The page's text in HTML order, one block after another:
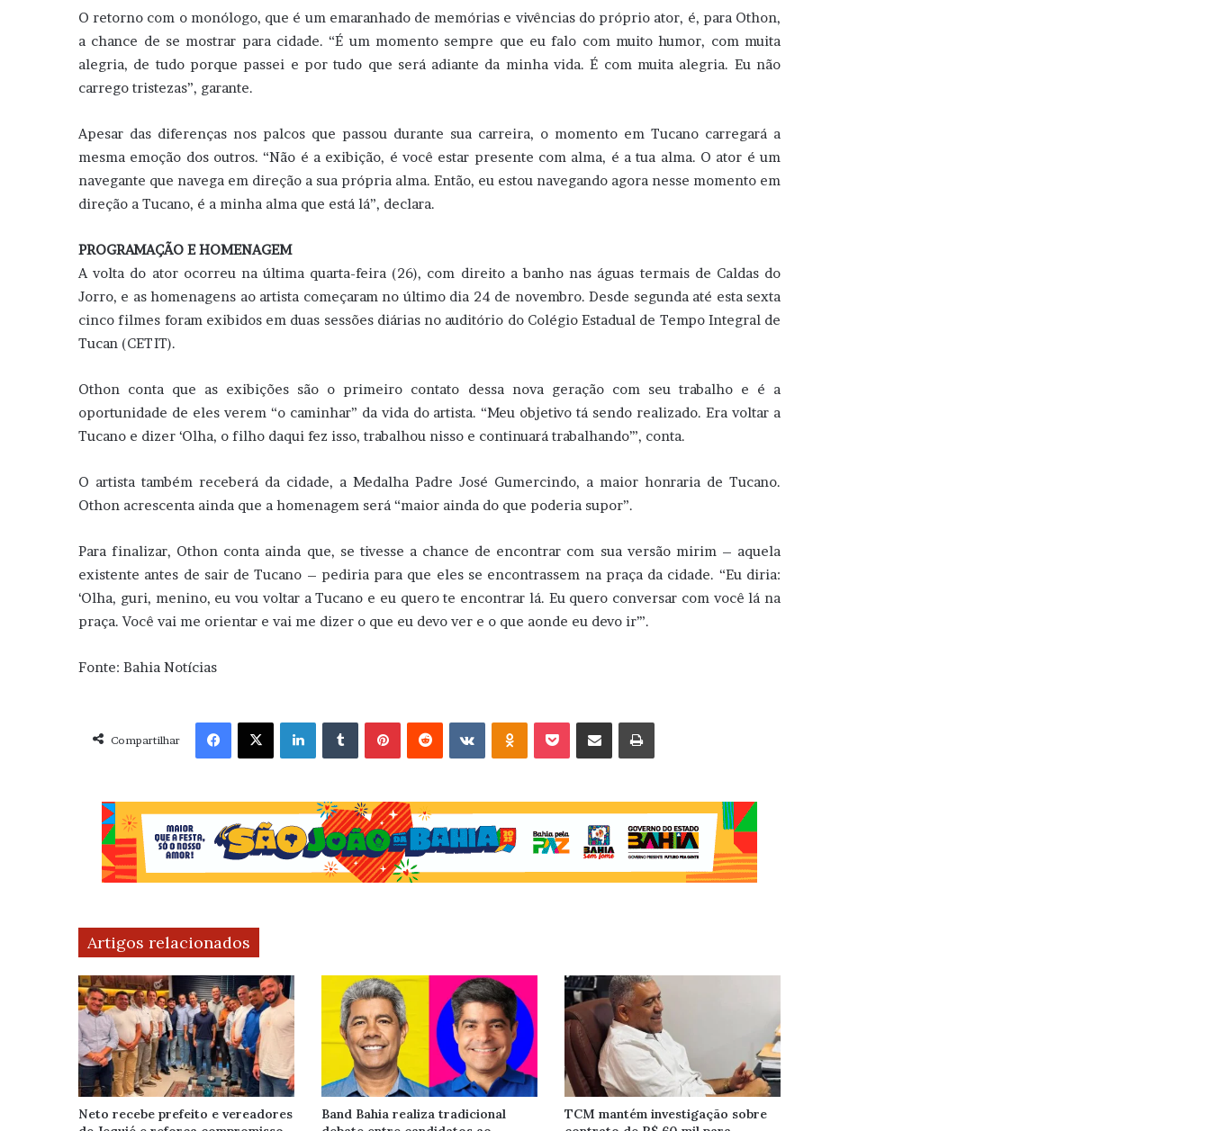
O retorno com o monólogo, que é um emaranhado de memórias e vivências do próprio ator, é, para Othon,
a chance de se mostrar para cidade. “É um momento sempre que eu falo com muito humor, com muita
alegria, de tudo porque passei e por tudo que será adiante da minha vida. É com muita alegria. Eu não
carrego tristezas”, garante.
Apesar das diferenças nos palcos que passou durante sua carreira, o momento em Tucano carregará a
mesma emoção dos outros. “Não é a exibição, é você estar presente com alma, é a tua alma. O ator é um
navegante que navega em direção a sua própria alma. Então, eu estou navegando agora nesse momento em
direção a Tucano, é a minha alma que está lá”, declara.
PROGRAMAÇÃO E HOMENAGEM
A volta do ator ocorreu na última quarta-feira (26), com direito a banho nas águas termais de Caldas do
Jorro, e as homenagens ao artista começaram no último dia 24 de novembro. Desde segunda até esta sexta
cinco filmes foram exibidos em duas sessões diárias no auditório do Colégio Estadual de Tempo Integral de
Tucan (CETIT).
Othon conta que as exibições são o primeiro contato dessa nova geração com seu trabalho e é a
oportunidade de eles verem “o caminhar” da vida do artista. “Meu objetivo tá sendo realizado. Era voltar a
Tucano e dizer ‘Olha, o filho daqui fez isso, trabalhou nisso e continuará trabalhando’”, conta.
O artista também receberá da cidade, a Medalha Padre José Gumercindo, a maior honraria de Tucano.
Othon acrescenta ainda que a homenagem será “maior ainda do que poderia supor”.
Para finalizar, Othon conta ainda que, se tivesse a chance de encontrar com sua versão mirim – aquela
existente antes de sair de Tucano – pediria para que eles se encontrassem na praça da cidade. “Eu diria:
‘Olha, guri, menino, eu vou voltar a Tucano e eu quero te encontrar lá. Eu quero conversar com você lá na
praça. Você vai me orientar e vai me dizer o que eu devo ver e o que aonde eu devo ir’”.
Fonte: Bahia Notícias
Compartilhar
Facebook X Linkedin VK OK
Artigos relacionados
Neto recebe prefeito e vereadores
Band Bahia realiza tradicional
TCM mantém investigação sobre